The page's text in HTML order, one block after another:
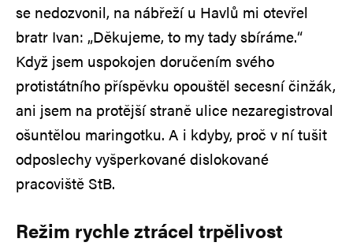
se nedozvonil, na nábřeží u Havlů mi otevřel
bratr Ivan: „Děkujeme, to my tady sbíráme.“
Když jsem uspokojen doručením svého
protistátního příspěvku opouštěl secesní činžák,
ani jsem na protější straně ulice nezaregistroval
ošuntělou maringotku. A i kdyby, proč v ní tušit
odposlechy vyšperkované dislokované
pracoviště StB.
Režim rychle ztrácel trpělivost